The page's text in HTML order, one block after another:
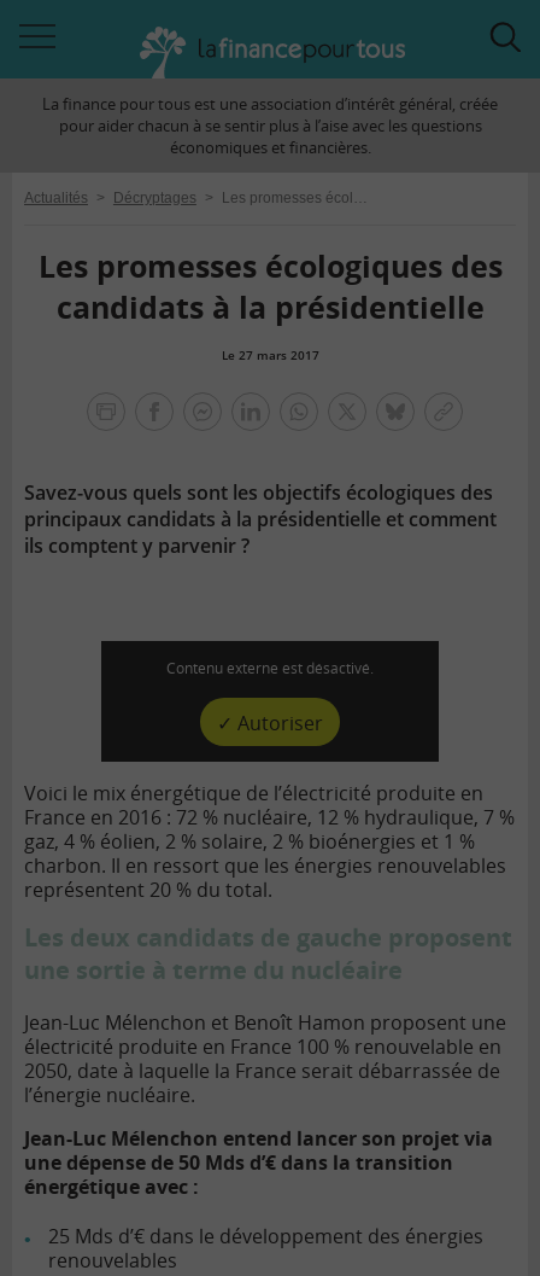
àLa finance pour tous est une association d’intérêt général, créée
pour aider chacun à se sentir plus à l’aise avec les questions
économiques et financières.
Actualités > Décryptages > Les promesses écologiques des candidats à la présidentielle
Les promesses écologiques des
candidats à la présidentielle
Le 27 mars 2017
Savez-vous quels sont les objectifs écologiques des
principaux candidats à la présidentielle et comment
ils comptent y parvenir ?
Contenu externe est désactivé.
✓ Autoriser
Voici le mix énergétique de l’électricité produite en
France en 2016 : 72 % nucléaire, 12 % hydraulique, 7 %
gaz, 4 % éolien, 2 % solaire, 2 % bioénergies et 1 %
charbon. Il en ressort que les énergies renouvelables
représentent 20 % du total.
Les deux candidats de gauche proposent
une sortie à terme du nucléaire
Jean-Luc Mélenchon et Benoît Hamon proposent une
électricité produite en France 100 % renouvelable en
2050, date à laquelle la France serait débarrassée de
l’énergie nucléaire.
Jean-Luc Mélenchon entend lancer son projet via
une dépense de 50 Mds d’€ dans la transition
énergétique avec :
25 Mds d’€ dans le développement des énergies
renouvelables